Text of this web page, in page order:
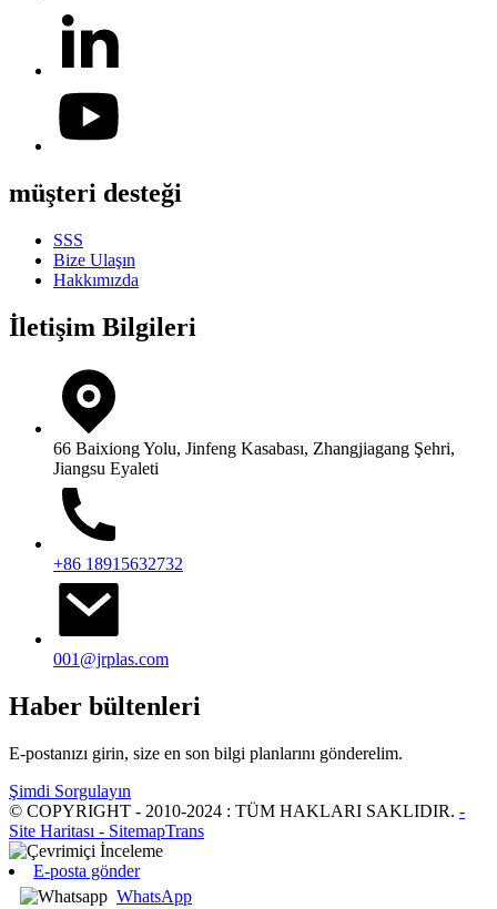
müşteri desteği
SSS
Bize Ulaşın
Hakkımızda
İletişim Bilgileri
66 Baixiong Yolu, Jinfeng Kasabası, Zhangjiagang Şehri,
Jiangsu Eyaleti
+86 18915632732
001@jrplas.com
Haber bültenleri
E-postanızı girin, size en son bilgi planlarını gönderelim.
Şimdi Sorgulayın
© COPYRIGHT - 2010-2024 : TÜM HAKLARI SAKLIDIR. -
Site Haritası - SitemapTrans
E-posta gönder
WhatsApp